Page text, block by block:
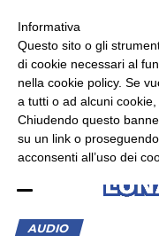
ASCOLTA RADIO LUNA
AUDIO
×
Informativa
Questo sito o gli
di cookie necessari al
nella cookie policy. Se
a tutti o ad alcuni
Chiudendo questo
su un link o
acconsenti all’uso dei